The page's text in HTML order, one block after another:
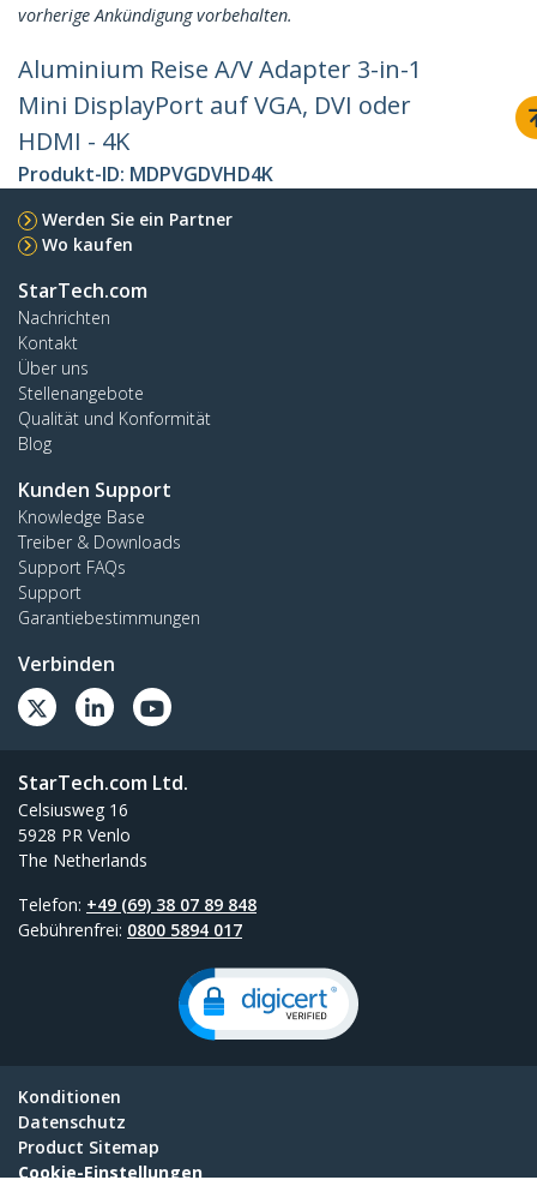
vorherige Ankündigung vorbehalten.
Aluminium Reise A/V Adapter 3-in-1
Mini DisplayPort auf VGA, DVI oder
HDMI - 4K
Produkt-ID: MDPVGDVHD4K
Werden Sie ein Partner
Wo kaufen
StarTech.com
Nachrichten
Kontakt
Über uns
Stellenangebote
Qualität und Konformität
Blog
Kunden Support
Knowledge Base
Treiber & Downloads
Support FAQs
Support
Garantiebestimmungen
Verbinden
StarTech.com Ltd.
Celsiusweg 16
5928 PR Venlo
The Netherlands
Telefon: +49 (69) 38 07 89 848
Gebührenfrei: 0800 5894 017
Konditionen
Datenschutz
Product Sitemap
Cookie-Einstellungen